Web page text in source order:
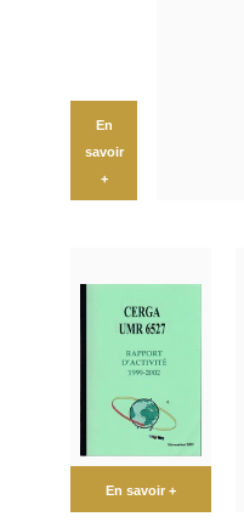
En
savoir
+
En savoir +